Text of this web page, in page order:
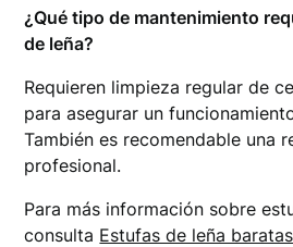
¿Qué tipo de mantenimiento
de leña?
Requieren limpieza regular de
para asegurar un
También es recomendable una
profesional.
Para más información sobre
consulta Estufas de leña baratas